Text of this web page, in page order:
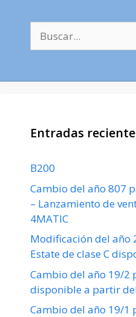
Entradas
B200
Cambio del año 807
– Lanzamiento de
4MATIC
Modificación del año
Estate de clase C
Cambio del año 19/2
disponible a partir
Cambio del año 19/1